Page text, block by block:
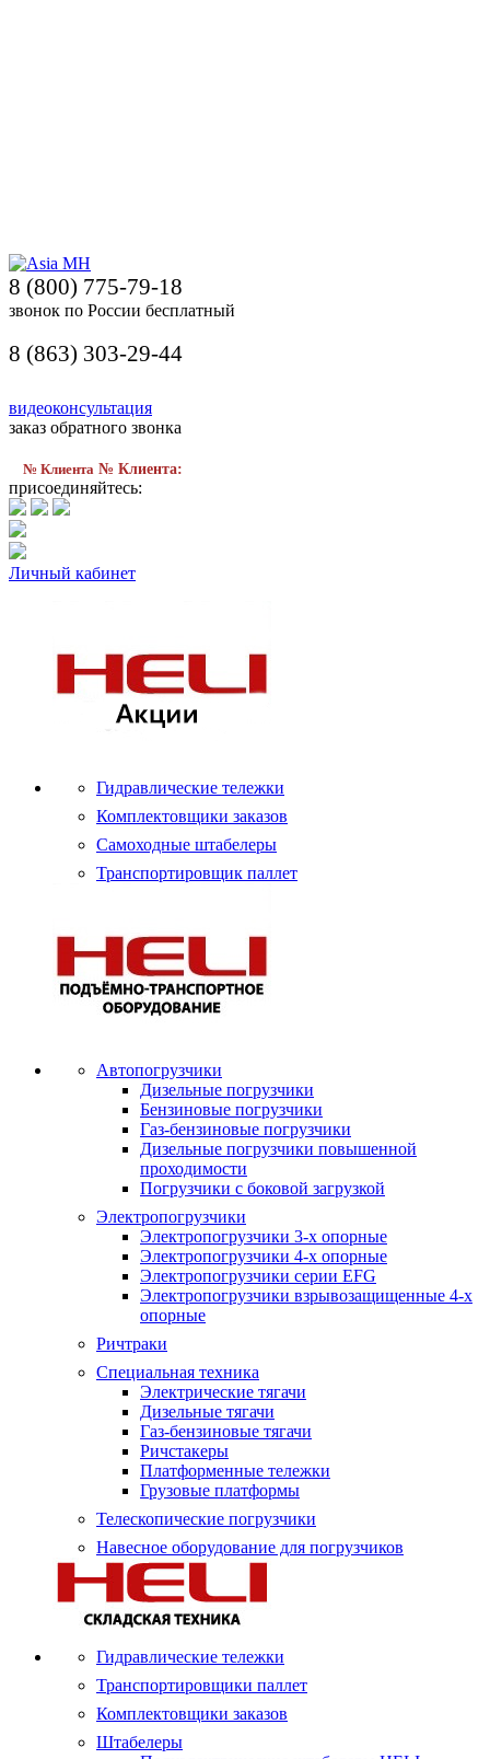
8 (800) 775-79-18
звонок по России бесплатный
8 (863) 303-29-44
видеоконсультация
заказ обратного звонка
№ Клиента № Клиента:
присоединяйтесь:
Личный кабинет
Гидравлические тележки
Комплектовщики заказов
Самоходные штабелеры
Транспортировщик паллет
Автопогрузчики
Дизельные погрузчики
Бензиновые погрузчики
Газ-бензиновые погрузчики
Дизельные погрузчики повышенной
проходимости
Погрузчики с боковой загрузкой
Электропогрузчики
Электропогрузчики 3-х опорные
Электропогрузчики 4-х опорные
Электропогрузчики серии EFG
Электропогрузчики взрывозащищенные 4-х
опорные
Ричтраки
Специальная техника
Электрические тягачи
Дизельные тягачи
Газ-бензиновые тягачи
Ричстакеры
Платформенные тележки
Грузовые платформы
Телескопические погрузчики
Навесное оборудование для погрузчиков
Гидравлические тележки
Транспортировщики паллет
Комплектовщики заказов
Штабелеры